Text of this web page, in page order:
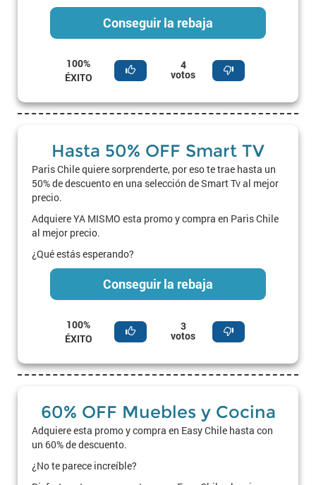
Conseguir la rebaja
100%
ÉXITO
4
votos
Hasta 50% OFF Smart TV
Paris Chile quiere sorprenderte, por eso te trae hasta un
50% de descuento en una selección de Smart Tv al mejor
precio.
Adquiere YA MISMO esta promo y compra en Paris Chile
al mejor precio.
¿Qué estás esperando?
Conseguir la rebaja
100%
ÉXITO
3
votos
60% OFF Muebles y Cocina
Adquiere esta promo y compra en Easy Chile hasta con
un 60% de descuento.
¿No te parece increíble?